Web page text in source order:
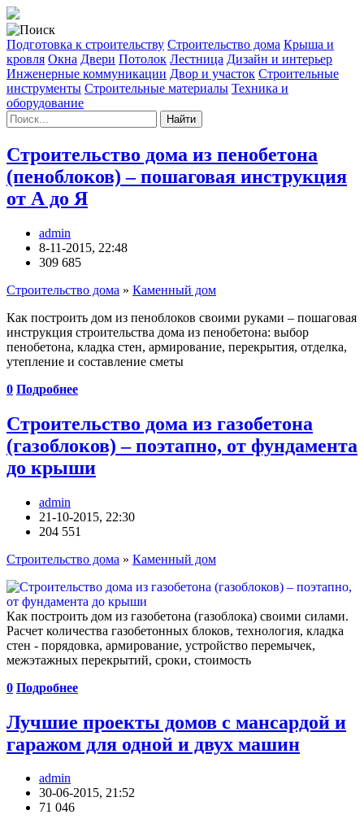
Подготовка к строительству Строительство дома Крыша и
кровля Окна Двери Потолок Лестница Дизайн и интерьер
Инженерные коммуникации Двор и участок Строительные
инструменты Строительные материалы Техника и
оборудование
Найти
Строительство дома из пенобетона
(пеноблоков) – пошаговая инструкция
от А до Я
admin
8-11-2015, 22:48
309 685
Строительство дома » Каменный дом
Как построить дом из пеноблоков своими руками – пошаговая
инструкция строительства дома из пенобетона: выбор
пенобетона, кладка стен, армирование, перекрытия, отделка,
утепление и составление сметы
0 Подробнее
Строительство дома из газобетона
(газоблоков) – поэтапно, от фундамента
до крыши
admin
21-10-2015, 22:30
204 551
Строительство дома » Каменный дом
Как построить дом из газобетона (газоблока) своими силами.
Расчет количества газобетонных блоков, технология, кладка
стен - порядовка, армирование, устройство перемычек,
межэтажных перекрытий, сроки, стоимость
0 Подробнее
Лучшие проекты домов с мансардой и
гаражом для одной и двух машин
admin
30-06-2015, 21:52
71 046